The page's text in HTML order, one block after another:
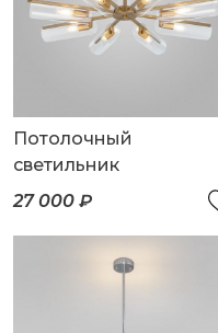
Потолочный
светильник
27 000 ₽